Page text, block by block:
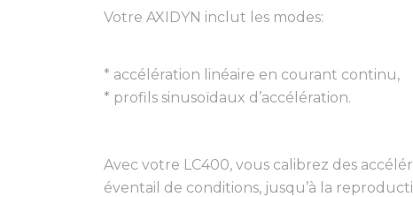
Votre AXIDYN inclut les modes:
* accélération linéaire en courant continu,
* profils sinusoïdaux d’accélération.
Avec votre LC400, vous calibrez des
éventail de conditions, jusqu’à la